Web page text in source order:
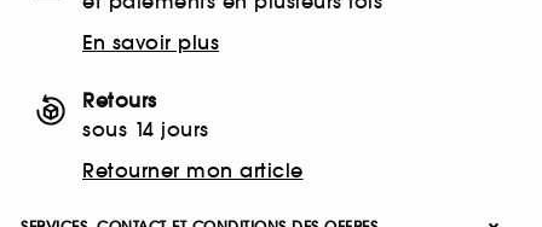
En savoir plus
Retours
sous 14 jours
Retourner mon article